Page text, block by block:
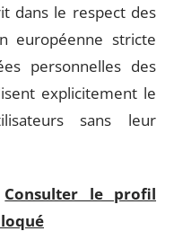
dans le respect des
européenne stricte
personnelles des
explicitement le
sans leur
Consulter le profil